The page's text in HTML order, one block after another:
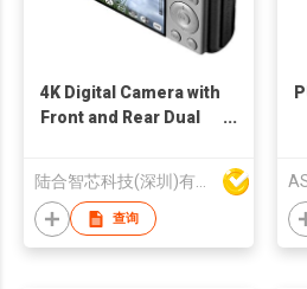
4K Digital Camera with
Front and Rear Dual
陆合智芯科技(深圳)有限公司
查询